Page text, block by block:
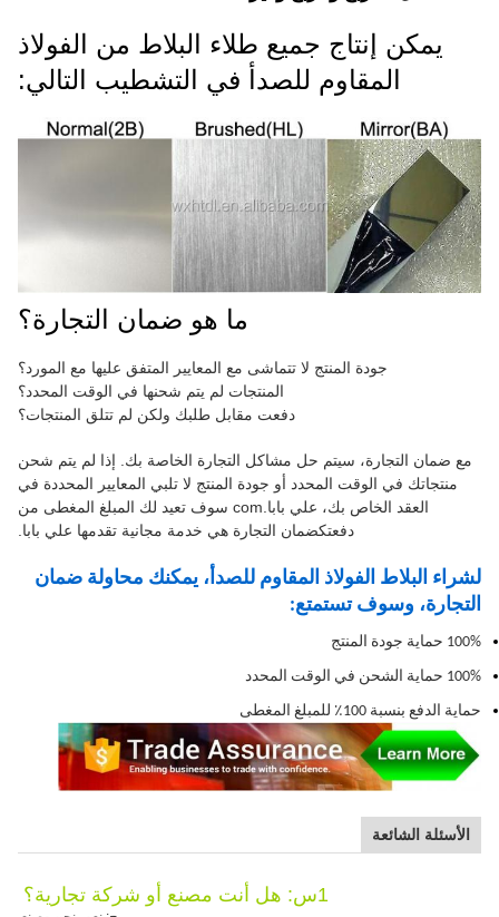
يمكن إنتاج جميع طلاء البلاط من الفولاذ
المقاوم للصدأ في التشطيب التالي:
ما هو ضمان التجارة؟
جودة المنتج لا تتماشى مع المعايير المتفق عليها مع المورد؟
المنتجات لم يتم شحنها في الوقت المحدد؟
دفعت مقابل طلبك ولكن لم تتلق المنتجات؟
مع ضمان التجارة، سيتم حل مشاكل التجارة الخاصة بك. إذا لم يتم شحن
منتجاتك في الوقت المحدد أو جودة المنتج لا تلبي المعايير المحددة في
العقد الخاص بك، علي بابا.com سوف تعيد لك المبلغ المغطى من
دفعتكضمان التجارة هي خدمة مجانية تقدمها علي بابا.
لشراء البلاط الفولاذ المقاوم للصدأ، يمكنك محاولة ضمان
التجارة، وسوف تستمتع:
100% حماية جودة المنتج
100% حماية الشحن في الوقت المحدد
حماية الدفع بنسبة 100٪ للمبلغ المغطى
الأسئلة الشائعة
1س: هل أنت مصنع أو شركة تجارية؟